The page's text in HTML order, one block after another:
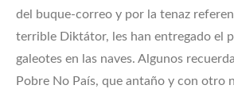
del buque-correo y por la tenaz
terrible Diktátor, les han entregado el
galeotes en las naves. Algunos
Pobre No País, que antaño y con otro